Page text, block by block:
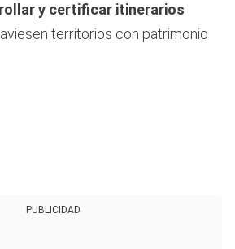
y certificar itinerarios
territorios con patrimonio
PUBLICIDAD